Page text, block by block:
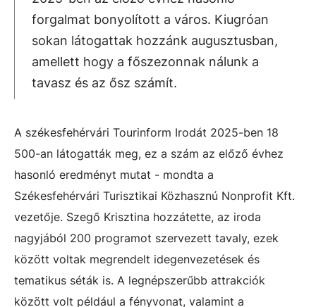
forgalmat bonyolított a város. Kiugróan
sokan látogattak hozzánk augusztusban,
amellett hogy a főszezonnak nálunk a
tavasz és az ősz számít.
A székesfehérvári Tourinform Irodát 2025-ben 18
500-an látogatták meg, ez a szám az előző évhez
hasonló eredményt mutat - mondta a
Székesfehérvári Turisztikai Közhasznú Nonprofit Kft.
vezetője. Szegő Krisztina hozzátette, az iroda
nagyjából 200 programot szervezett tavaly, ezek
között voltak megrendelt idegenvezetések és
tematikus séták is. A legnépszerűbb attrakciók
között volt például a fényvonat, valamint a